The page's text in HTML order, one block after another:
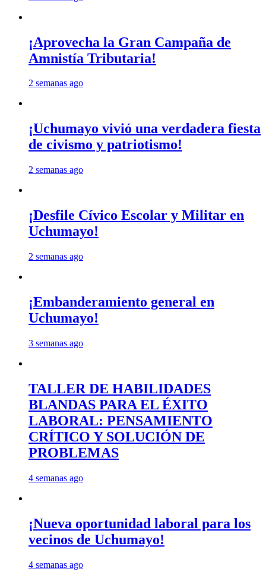
¡Aprovecha la Gran Campaña de
Amnistía Tributaria!
2 semanas ago
¡Uchumayo vivió una verdadera fiesta
de civismo y patriotismo!
2 semanas ago
¡Desfile Cívico Escolar y Militar en
Uchumayo!
2 semanas ago
¡Embanderamiento general en
Uchumayo!
3 semanas ago
TALLER DE HABILIDADES
BLANDAS PARA EL ÉXITO
LABORAL: PENSAMIENTO
CRÍTICO Y SOLUCIÓN DE
PROBLEMAS
4 semanas ago
¡Nueva oportunidad laboral para los
vecinos de Uchumayo!
4 semanas ago